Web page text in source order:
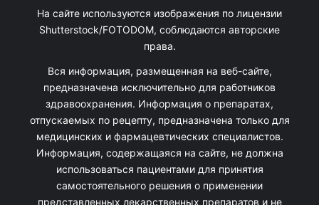
На сайте используются изображения по лицензии
Shutterstock/FOTODOM, соблюдаются авторские
права.
Вся информация, размещенная на веб-сайте,
предназначена исключительно для работников
здравоохранения. Информация о препаратах,
отпускаемых по рецепту, предназначена только для
медицинских и фармацевтических специалистов.
Информация, содержащаяся на сайте, не должна
использоваться пациентами для принятия
самостоятельного решения о применении
представленных лекарственных препаратов и не